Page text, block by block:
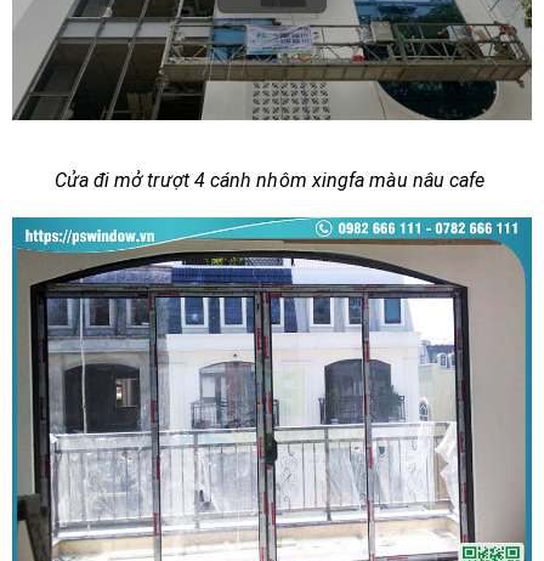
Cửa đi mở trượt 4 cánh nhôm xingfa màu nâu cafe